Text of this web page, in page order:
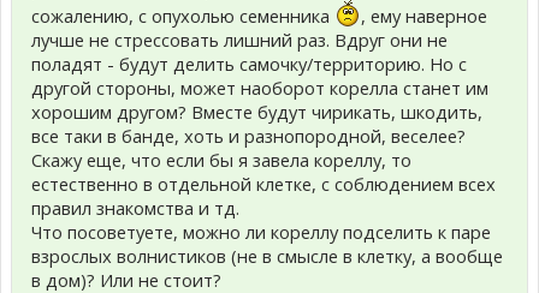
сожалению, с опухолью семенника
, ему наверное
лучше не стрессовать лишний раз. Вдруг они не
поладят - будут делить самочку/территорию. Но с
другой стороны, может наоборот корелла станет им
хорошим другом? Вместе будут чирикать, шкодить,
все таки в банде, хоть и разнопородной, веселее?
Скажу еще, что если бы я завела кореллу, то
естественно в отдельной клетке, с соблюдением всех
правил знакомства и тд.
Что посоветуете, можно ли кореллу подселить к паре
взрослых волнистиков (не в смысле в клетку, а вообще
в дом)? Или не стоит?